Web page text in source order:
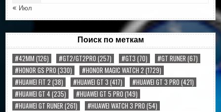
« Июл
Поиск по меткам
#42MM (126) #GT2/GT2PRO (257) #GT3 (70) #GT RUNER(67)
#HONOR GS PRO (330) #HONOR MAGIC WATCH 2 (1729)
#HUAWEI FIT 2 (38) #HUAWEI GT 3 (417) #HUAWEI GT 3 PRO (421)
#HUAWEI GT 4(235) #HUAWEI GT 5 PRO (149)
#HUAWEI GT RUNER(261) #HUAWEI WATCH 3 PRO (54)